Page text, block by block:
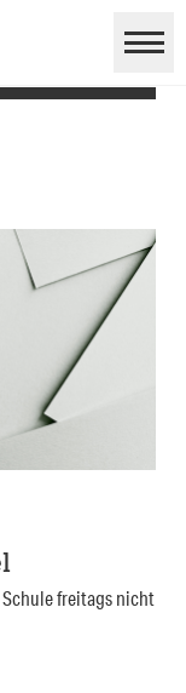
Schule freitags nicht